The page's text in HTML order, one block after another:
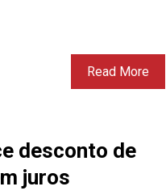
Read More
desconto de
juros